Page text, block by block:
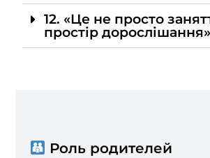
12. «Це не просто
простір дорослішання»
Роль родителей